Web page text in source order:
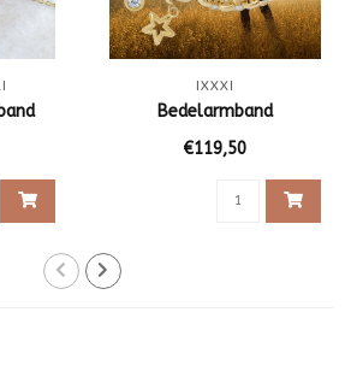
IXXXI
Bedelarmband
€119,50